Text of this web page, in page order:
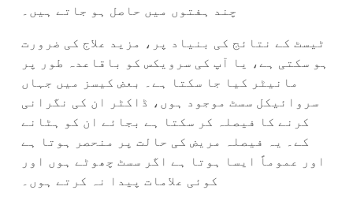
چند ہفتوں میں حاصل ہو جاتے ہیں۔
ٹیسٹ کے نتائج کی بنیاد پر، مزید علاج کی ضرورت
ہو سکتی ہے، یا آپ کی سرویکس کو باقاعدہ طور پر
مانیٹر کیا جا سکتا ہے۔ بعض کیسز میں جہاں
سروائیکل سسٹ موجود ہوں، ڈاکٹر ان کی نگرانی
کرنے کا فیصلہ کر سکتا ہے بجائے ان کو ہٹانے
کے۔ یہ فیصلہ مریض کی حالت پر منحصر ہوتا ہے
اور عموماً ایسا ہوتا ہے اگر سسٹ چھوٹے ہوں اور
کوئی علامات پیدا نہ کرتے ہوں۔